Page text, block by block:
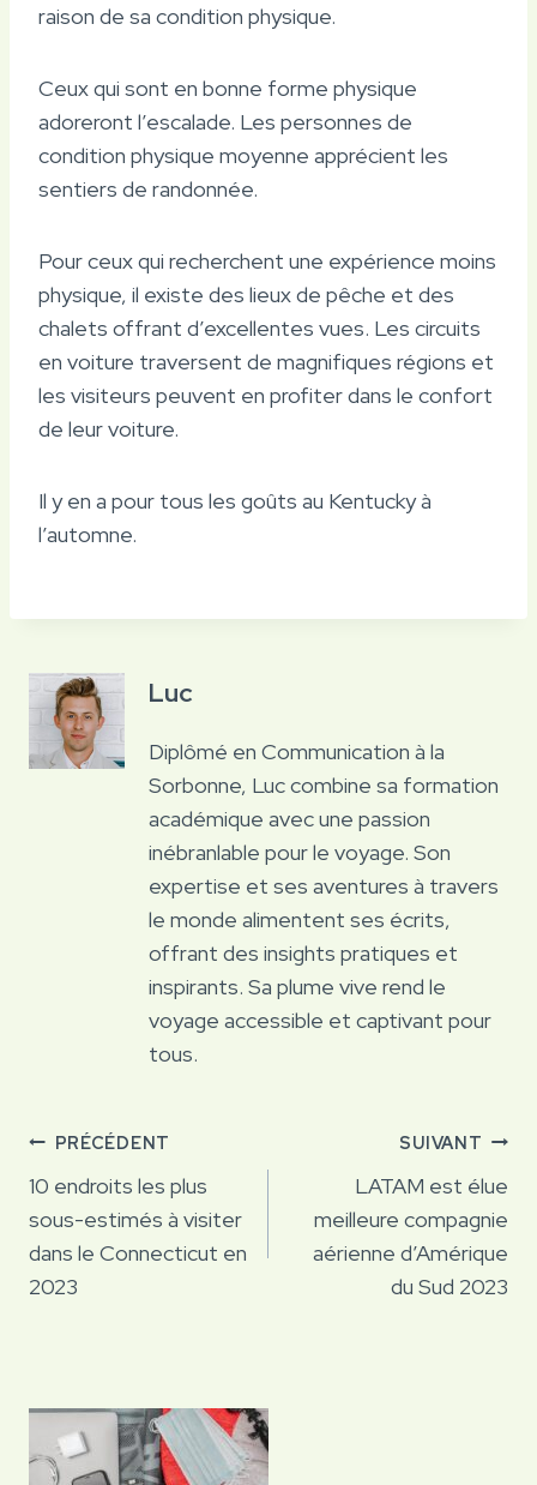
raison de sa condition physique.
Ceux qui sont en bonne forme physique
adoreront l’escalade. Les personnes de
condition physique moyenne apprécient les
sentiers de randonnée.
Pour ceux qui recherchent une expérience moins
physique, il existe des lieux de pêche et des
chalets offrant d’excellentes vues. Les circuits
en voiture traversent de magnifiques régions et
les visiteurs peuvent en profiter dans le confort
de leur voiture.
Il y en a pour tous les goûts au Kentucky à
l’automne.
Luc
Diplômé en Communication à la
Sorbonne, Luc combine sa formation
académique avec une passion
inébranlable pour le voyage. Son
expertise et ses aventures à travers
le monde alimentent ses écrits,
offrant des insights pratiques et
inspirants. Sa plume vive rend le
voyage accessible et captivant pour
tous.
Navigation
de
l’article
PRÉCÉDENT
10 endroits les plus
sous-estimés à visiter
dans le Connecticut en
2023
SUIVANT
LATAM est élue
meilleure compagnie
aérienne d’Amérique
du Sud 2023